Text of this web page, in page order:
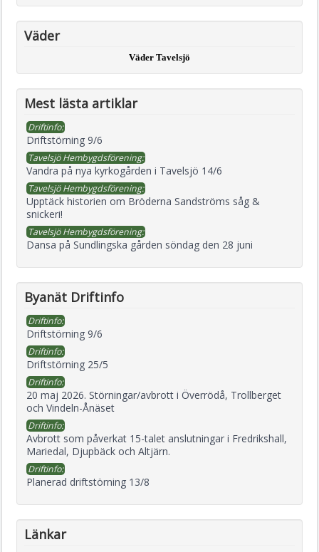
Väder
Väder Tavelsjö
Mest lästa artiklar
Driftinfo:
Driftstörning 9/6
Tavelsjö Hembygdsförening:
Vandra på nya kyrkogården i Tavelsjö 14/6
Tavelsjö Hembygdsförening:
Upptäck historien om Bröderna Sandströms såg &
snickeri!
Tavelsjö Hembygdsförening:
Dansa på Sundlingska gården söndag den 28 juni
Byanät Driftinfo
Driftinfo:
Driftstörning 9/6
Driftinfo:
Driftstörning 25/5
Driftinfo:
20 maj 2026. Störningar/avbrott i Överrödå, Trollberget
och Vindeln-Ånäset
Driftinfo:
Avbrott som påverkat 15-talet anslutningar i Fredrikshall,
Mariedal, Djupbäck och Altjärn.
Driftinfo:
Planerad driftstörning 13/8
Länkar